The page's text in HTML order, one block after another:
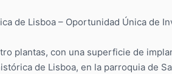
de Lisboa – Oportunidad Única de
plantas, con una superficie de
de Lisboa, en la parroquia de